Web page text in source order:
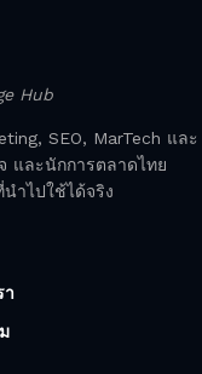
Hub
SEO, MarTech และ
และนักการตลาดไทย
ำไปใช้ได้จริง
า